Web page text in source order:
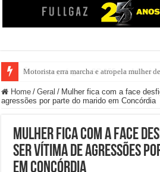
Motorista erra marcha e atropela mulher
Home / Geral / Mulher fica com a face
agressões por parte do marido em Concórdia
Mulher fica com a face
ser vítima de agressões
em Concórdia